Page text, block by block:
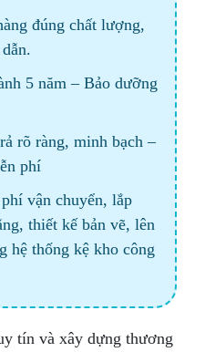
đúng chất lượng,
5 năm – Bảo dưỡng
rõ ràng, minh bạch –
phí
vận chuyển, lắp
thiết kế bản vẽ, lên
hệ thống kệ kho công
tín và xây dựng thương